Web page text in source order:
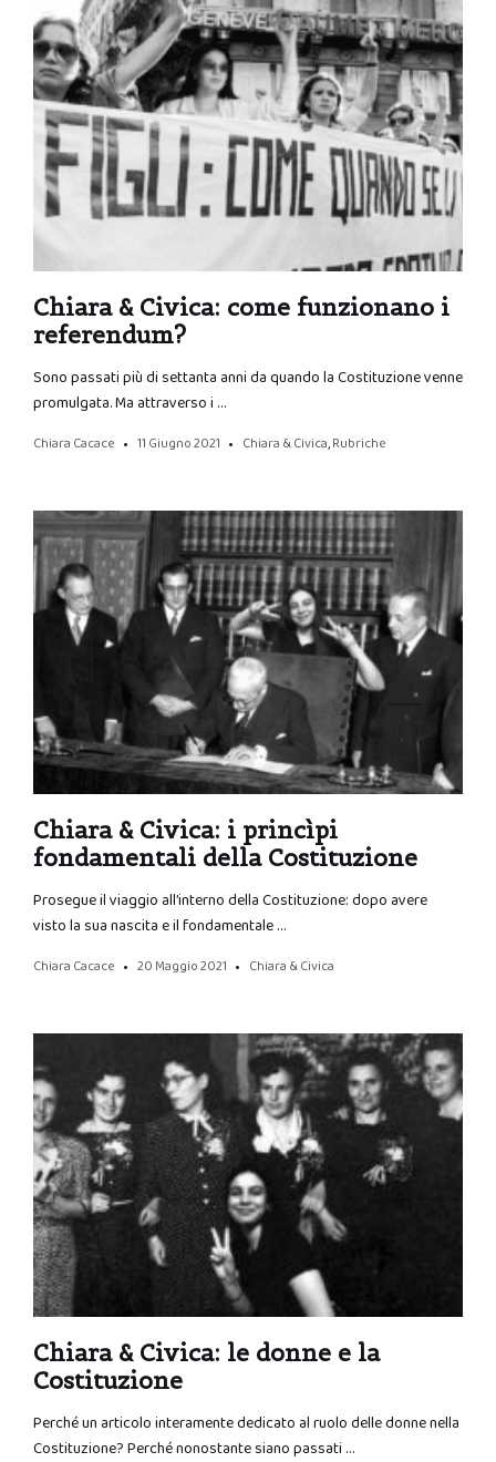
Chiara & Civica: come funzionano i
referendum?
Sono passati più di settanta anni da quando la Costituzione venne
promulgata. Ma attraverso i …
Chiara Cacace 11 Giugno 2021 Chiara & Civica,Rubriche
Chiara & Civica: i princìpi
fondamentali della Costituzione
Prosegue il viaggio all’interno della Costituzione: dopo avere
visto la sua nascita e il fondamentale …
Chiara Cacace 20 Maggio 2021 Chiara & Civica
Chiara & Civica: le donne e la
Costituzione
Perché un articolo interamente dedicato al ruolo delle donne nella
Costituzione? Perché nonostante siano passati …